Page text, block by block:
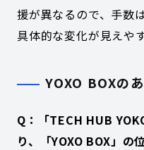
援が異なるので、手数
具体的な変化が見えや
YOXO BOXの
Q：「TECH HUB
り、「YOXO BOX」の